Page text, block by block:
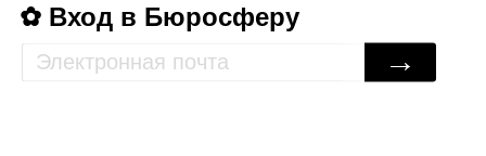
Вход в Бюросферу
→